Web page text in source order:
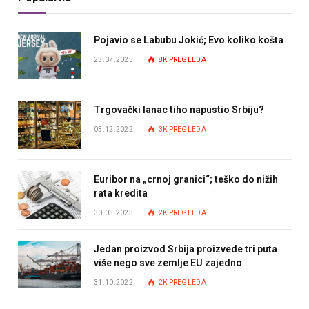
Pojavio se Labubu Jokić; Evo koliko košta
23.07.2025. 8K PREGLEDA
Trgovački lanac tiho napustio Srbiju?
03.12.2022. 3K PREGLEDA
Euribor na „crnoj granici“; teško do nižih
rata kredita
30.03.2023. 2K PREGLEDA
Jedan proizvod Srbija proizvede tri puta
više nego sve zemlje EU zajedno
31.10.2022. 2K PREGLEDA